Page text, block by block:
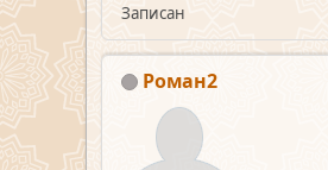
Записан
Роман2